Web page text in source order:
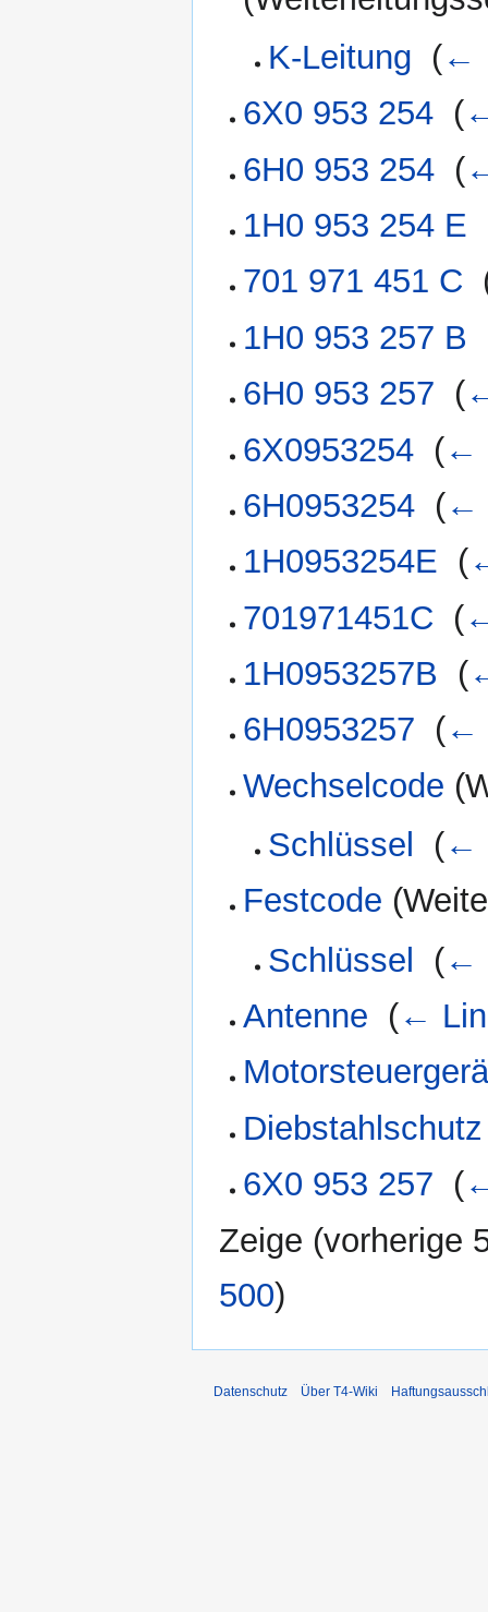
K-Leitung (←
6X0 953 254 (
6H0 953 254 (
1H0 953 254 E
701 971 451 C
1H0 953 257 B
6H0 953 257 (
6X0953254 (←
6H0953254 (←
1H0953254E (
701971451C (
1H0953257B
(
6H0953257 (←
Wechselcode
Schlüssel
(←
Festcode
Schlüssel
(←
Antenne (←
Diebstahlschutz
6X0 953 257 (
Zeige (vorherige
500)
Datenschutz Über T4-Wiki